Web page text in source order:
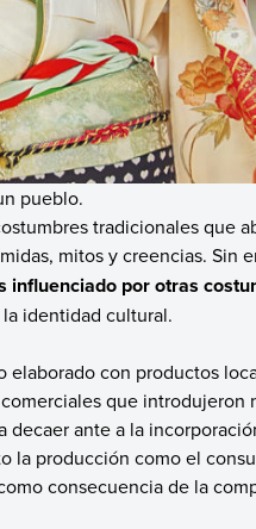
pueblo.
tradicionales que
mitos y creencias. Sin
influenciado por otras
identidad cultural.
con productos
que introdujeron
ante a la
la producción como el
consecuencia de la